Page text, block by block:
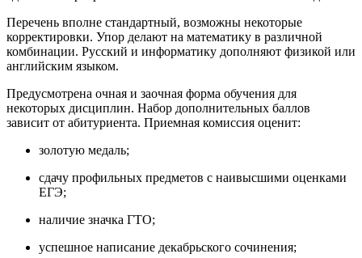
Перечень вполне стандартный, возможны некоторые
корректировки. Упор делают на математику в различной
комбинации. Русский и информатику дополняют физикой или
английским языком.
Предусмотрена очная и заочная форма обучения для
некоторых дисциплин. Набор дополнительных баллов
зависит от абитуриента. Приемная комиссия оценит:
золотую медаль;
сдачу профильных предметов с наивысшими оценками
ЕГЭ;
наличие значка ГТО;
успешное написание декабрьского сочинения;